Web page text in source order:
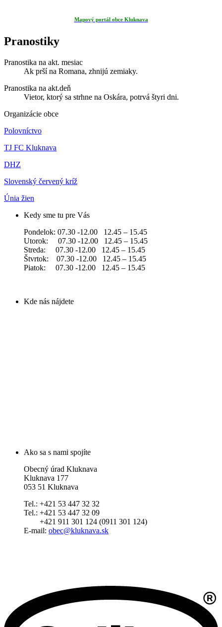
Mapový portál obce Kluknava
Pranostiky
Pranostika na akt. mesiac
Ak prší na Romana, zhnijú zemiaky.
Pranostika na akt.deň
Vietor, ktorý sa strhne na Oskára, potrvá štyri dni.
Organizácie obce
Polovníctvo
TJ FC Kluknava
DHZ
Slovenský červený kríž
Únia žien
Kedy sme tu pre Vás
Pondelok: 07.30 -12.00 12.45 – 15.45
Utorok: 07.30 -12.00 12.45 – 15.45
Streda: 07.30 -12.00 12.45 – 15.45
Štvrtok: 07.30 -12.00 12.45 – 15.45
Piatok: 07.30 -12.00 12.45 – 15.45
Kde nás nájdete
Ako sa s nami spojíte
Obecný úrad Kluknava
Kluknava 177
053 51 Kluknava
Tel.: +421 53 447 32 32
Tel.: +421 53 447 32 09
+421 911 301 124 (0911 301 124)
E-mail: obec@kluknava.sk